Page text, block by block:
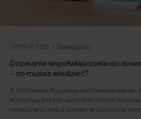
2026.03.20 • Samochód
Dopisanie współwłaściciela do
– co musisz wiedzieć?
Z możliwości dopisania współwłaściciela
korzystają przede wszystkim młodzi
rozwiązaniu widzą szansę na obniżenie